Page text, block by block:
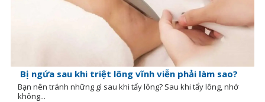
Bị ngứa sau khi triệt lông vĩnh viễn phải làm sao?
Bạn nên tránh những gì sau khi tẩy lông? Sau khi tẩy lông, nhớ
không...